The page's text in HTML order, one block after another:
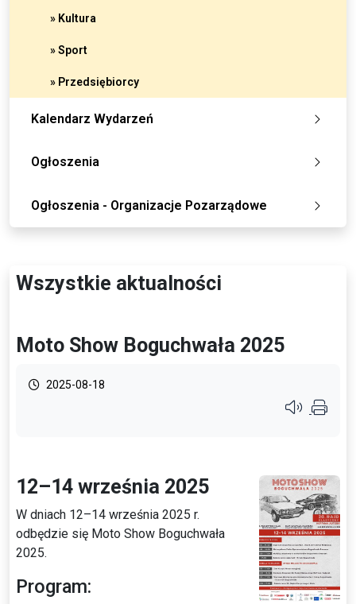
» Kultura
» Sport
» Przedsiębiorcy
Kalendarz Wydarzeń
Ogłoszenia
Ogłoszenia - Organizacje Pozarządowe
Wszystkie aktualności
Moto Show Boguchwała 2025
2025-08-18
Przycisk
12–14 września 2025
W dniach 12–14 września 2025 r.
odbędzie się Moto Show Boguchwała
2025.
Program: